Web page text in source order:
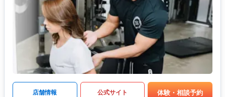
店舗情報 公式サイト 体験・相談予約